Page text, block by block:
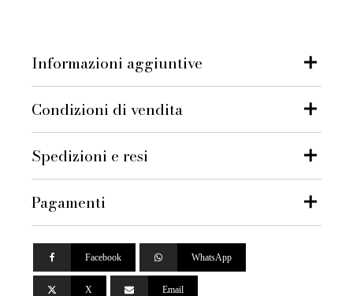
Informazioni aggiuntive
Condizioni di vendita
Spedizioni e resi
Pagamenti
X
Facebook
Email
WhatsApp